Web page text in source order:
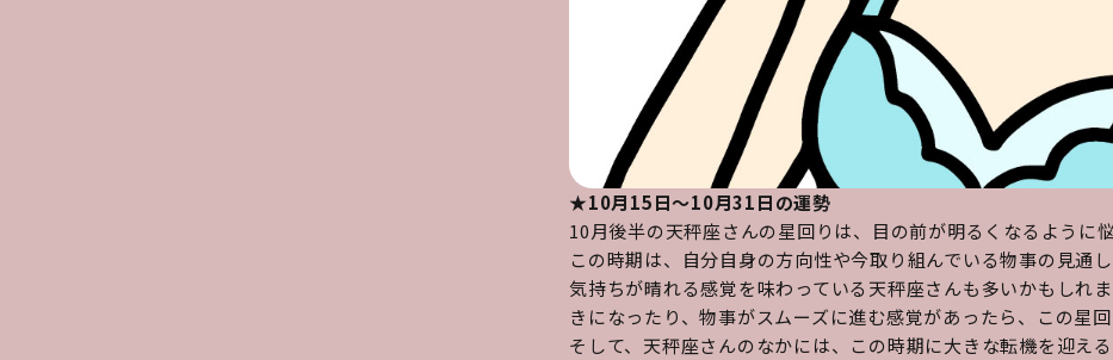
★10月15日～10月31日の運勢
10月後半の天秤座さんの星回りは、目の前が明るくなるように
この時期は、自分自身の方向性や今取り組んでいる物事の見通
気持ちが晴れる感覚を味わっている天秤座さんも多いかもしれ
きになったり、物事がスムーズに進む感覚があったら、この星
そして、天秤座さんのなかには、この時期に大きな転機を迎え